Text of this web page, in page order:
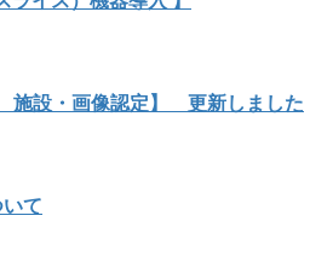
施設・画像認定】 更新しました
て